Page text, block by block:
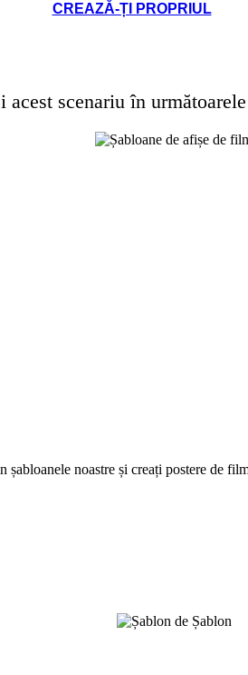
CREAZĂ-ȚI PROPRIUL
acest scenariu în
noastre și creați postere de